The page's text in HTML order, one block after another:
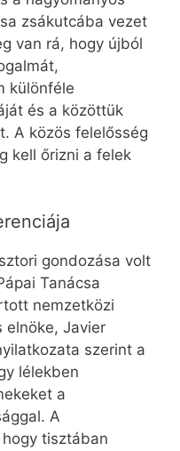
zsákutcába vezet
van rá, hogy újból
különféle
és a közöttük
A közös felelősség
kell őrizni a felek
gondozása volt
Tanácsa
nemzetközi
elnöke, Javier
szerint a
lélekben
a
A
tisztában